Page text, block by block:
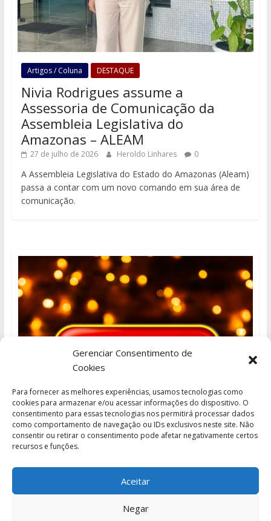
Gerenciar Consentimento de
Cookies
Para fornecer as melhores experiências, usamos tecnologias como
cookies para armazenar e/ou acessar informações do dispositivo. O
consentimento para essas tecnologias nos permitirá processar dados
como comportamento de navegação ou IDs exclusivos neste site. Não
consentir ou retirar o consentimento pode afetar negativamente certos
recursos e funções.
Aceitar
Negar
Artigos / Coluna DESTAQUE
Nivia Rodrigues assume a
Assessoria de Comunicação da
Assembleia Legislativa do
Amazonas – ALEAM
27 de julho de 2026 Heroldo Linhares 0
A Assembleia Legislativa do Estado do Amazonas (Aleam)
passa a contar com um novo comando em sua área de
comunicação.